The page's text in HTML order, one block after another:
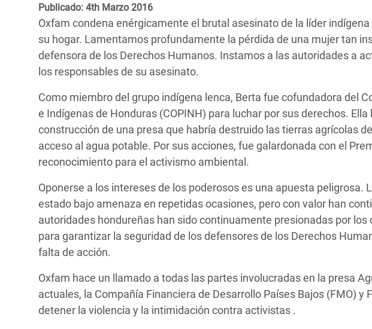
Conflictos y Desastres
Desigualdad Extrema y
Servicios Sociales Básicos
Inequality and Rights in a
Digital Age
Gender, Rights, and Justice
en África Oriental
Crisis de Personas
Crisis de Refugiados
en Bangladesh
Crisis en Siria
Crisis en Yemen
#ActuaPorElClima
Erradiquemos el Sufrimiento Humano que
se Oculta tras los Alimentos
¡Basta! Acabemos con las violencias contra
mujeres y niñas
ayuda
a
la
navegación
Publicado: 4th Marzo 2016
Oxfam condena enérgicamente el brutal asesinato de la líder
su hogar. Lamentamos profundamente la pérdida de una mujer tan
defensora de los Derechos Humanos. Instamos a las autoridades a
los responsables de su asesinato.
Como miembro del grupo indígena lenca, Berta fue cofundadora del
e Indígenas de Honduras (COPINH) para luchar por sus derechos.
construcción de una presa que habría destruido las tierras agrícolas
acceso al agua potable. Por sus acciones, fue galardonada con el
reconocimiento para el activismo ambiental.
Oponerse a los intereses de los poderosos es una apuesta peligrosa.
estado bajo amenaza en repetidas ocasiones, pero con valor han
autoridades hondureñas han sido continuamente presionadas por
para garantizar la seguridad de los defensores de los Derechos
falta de acción.
Oxfam hace un llamado a todas las partes involucradas en la presa
actuales, la Compañía Financiera de Desarrollo Países Bajos (FMO) y
detener la violencia y la intimidación contra activistas .